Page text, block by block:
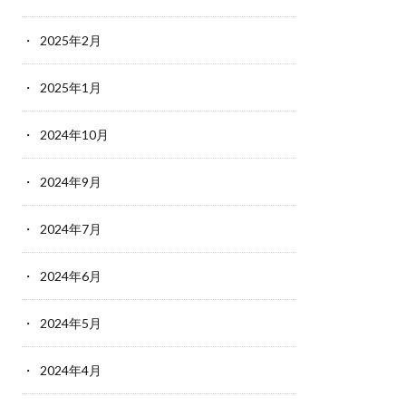
2025年2月
2025年1月
2024年10月
2024年9月
2024年7月
2024年6月
2024年5月
2024年4月